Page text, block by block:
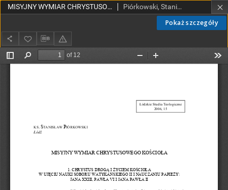
Pokaż szczegóły
MISYJNY WYMIAR CHRYSTUSOWEGO KOŚCIOŁA Piórkowski, Stanisław, ks.